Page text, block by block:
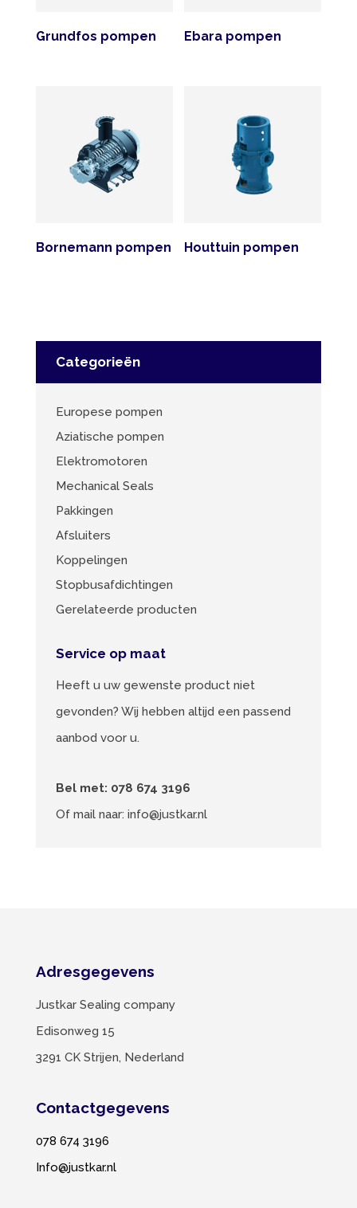
Grundfos pompen Ebara pompen
Bornemann pompen Houttuin pompen
Categorieën
Europese pompen
Aziatische pompen
Elektromotoren
Mechanical Seals
Pakkingen
Afsluiters
Koppelingen
Stopbusafdichtingen
Gerelateerde producten
Service op maat
Heeft u uw gewenste product niet
gevonden? Wij hebben altijd een passend
aanbod voor u.
Bel met: 078 674 3196
Of mail naar: info@justkar.nl
Adresgegevens
Justkar Sealing company
Edisonweg 15
3291 CK Strijen, Nederland
Contactgegevens
078 674 3196
Info@justkar.nl